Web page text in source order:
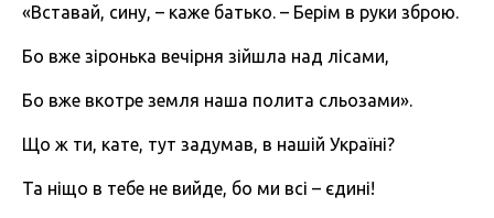
«Вставай, сину, – каже батько. – Берім в руки зброю.
Бо вже зіронька вечірня зійшла над лісами,
Бо вже вкотре земля наша полита сльозами».
Що ж ти, кате, тут задумав, в нашій Україні?
Та ніщо в тебе не вийде, бо ми всі – єдині!